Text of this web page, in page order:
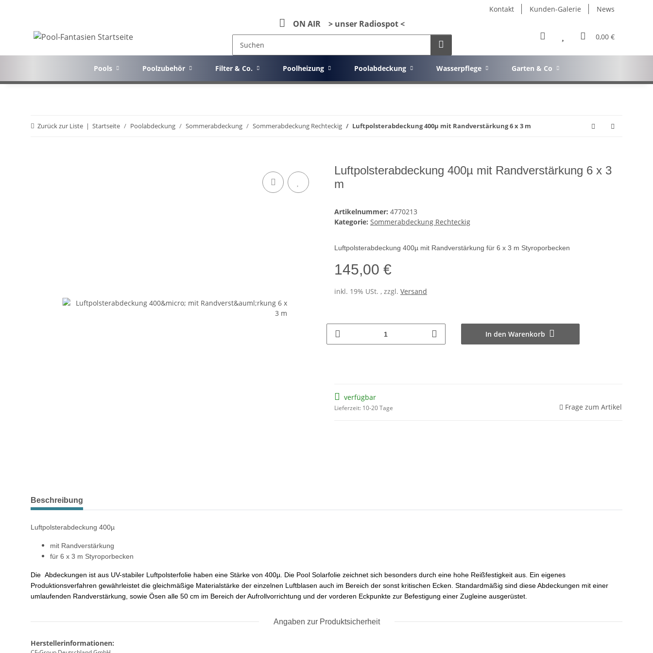
Kontakt Kunden-Galerie News
ON AIR > unser Radiospot <
0,00 €
Pools Poolzubehör Filter & Co. Poolheizung Poolabdeckung Wasserpflege Garten & Co
Zurück zur Liste Startseite Poolabdeckung Sommerabdeckung Sommerabdeckung Rechteckig Luftpolsterabdeckung 400µ mit Randverstärkung 6 x 3 m
Luftpolsterabdeckung 400µ mit Randverstärkung 6 x 3
m
Artikelnummer: 4770213
Kategorie: Sommerabdeckung Rechteckig
Luftpolsterabdeckung 400µ mit Randverstärkung für 6 x 3 m Styroporbecken
145,00 €
inkl. 19% USt. , zzgl. Versand
In den Warenkorb
verfügbar
Lieferzeit: 10-20 Tage Frage zum Artikel
weitere Registerkarten anzeigen
Beschreibung
Luftpolsterabdeckung 400µ
mit Randverstärkung
für 6 x 3 m Styroporbecken
Die Abdeckungen ist aus UV-stabiler Luftpolsterfolie haben eine Stärke von 400µ. Die Pool Solarfolie zeichnet sich besonders durch eine hohe Reißfestigkeit aus. Ein eigenes
Produktionsverfahren gewährleistet die gleichmäßige Materialstärke der einzelnen Luftblasen auch im Bereich der sonst kritischen Ecken. Standardmäßig sind diese Abdeckungen mit einer
umlaufenden Randverstärkung, sowie Ösen alle 50 cm im Bereich der Aufrollvorrichtung und der vorderen Eckpunkte zur Befestigung einer Zugleine ausgerüstet.
Angaben zur Produktsicherheit
Herstellerinformationen: